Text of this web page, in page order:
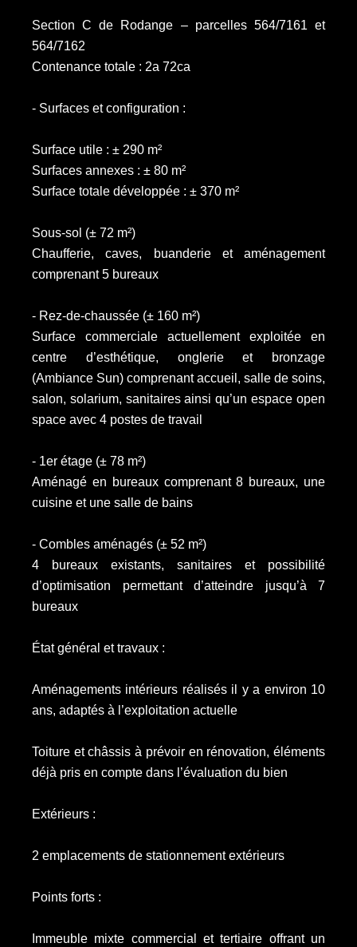
Section C de Rodange – parcelles 564/7161 et
564/7162
Contenance totale : 2a 72ca
- Surfaces et configuration :
Surface utile : ± 290 m²
Surfaces annexes : ± 80 m²
Surface totale développée : ± 370 m²
Sous-sol (± 72 m²)
Chaufferie, caves, buanderie et aménagement
comprenant 5 bureaux
- Rez-de-chaussée (± 160 m²)
Surface commerciale actuellement exploitée en
centre d’esthétique, onglerie et bronzage
(Ambiance Sun) comprenant accueil, salle de soins,
salon, solarium, sanitaires ainsi qu’un espace open
space avec 4 postes de travail
- 1er étage (± 78 m²)
Aménagé en bureaux comprenant 8 bureaux, une
cuisine et une salle de bains
- Combles aménagés (± 52 m²)
4 bureaux existants, sanitaires et possibilité
d’optimisation permettant d’atteindre jusqu’à 7
bureaux
État général et travaux :
Aménagements intérieurs réalisés il y a environ 10
ans, adaptés à l’exploitation actuelle
Toiture et châssis à prévoir en rénovation, éléments
déjà pris en compte dans l’évaluation du bien
Extérieurs :
2 emplacements de stationnement extérieurs
Points forts :
Immeuble mixte commercial et tertiaire offrant un